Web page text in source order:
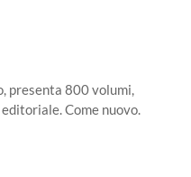
presenta 800 volumi,
Come nuovo.